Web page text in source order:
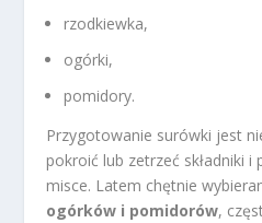
rzodkiewka,
ogórki,
pomidory.
Przygotowanie surówki jest
pokroić lub zetrzeć składniki i
misce. Latem chętnie
ogórków i pomidorów,